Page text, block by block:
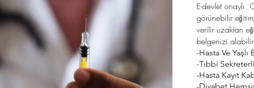
E-devlet onaylı
görünebilir
verilir uzaktan
belgenizi
-Hasta Ve Yaşlı
-Tıbbi
-Hasta Kayıt